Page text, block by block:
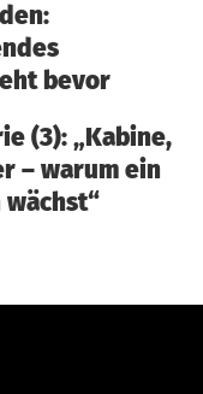
bevor
(3): „Kabine,
– warum ein
wächst“